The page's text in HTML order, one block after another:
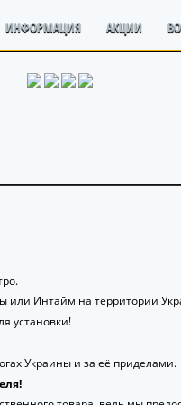
ИНФОРМАЦИЯ АКЦИИ
или Интайм на территории
установки!
Украины и за её приделами.